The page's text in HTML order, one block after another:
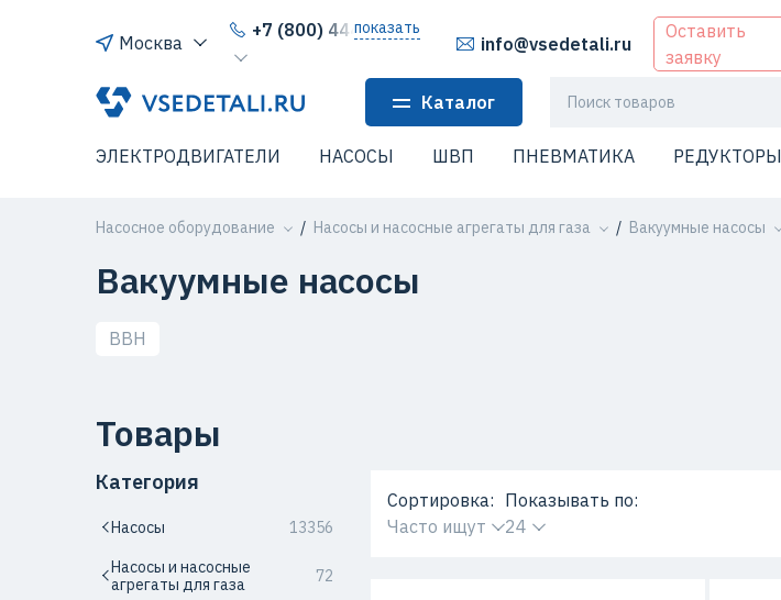
Москва
+7 (800) 444-64-80
показать
info@vsedetali.ru
Оставить
заявку
Каталог
ЭЛЕКТРОДВИГАТЕЛИ НАСОСЫ ШВП ПНЕВМАТИКА РЕДУКТОРЫ
Насосное оборудование Насосы и насосные агрегаты для газа Вакуумные насосы
Вакуумные насосы
ВВН
Товары
Категория
Насосы
13356
Насосы и насосные
агрегаты для газа
72
Сортировка:
Часто ищут
Показывать по:
24